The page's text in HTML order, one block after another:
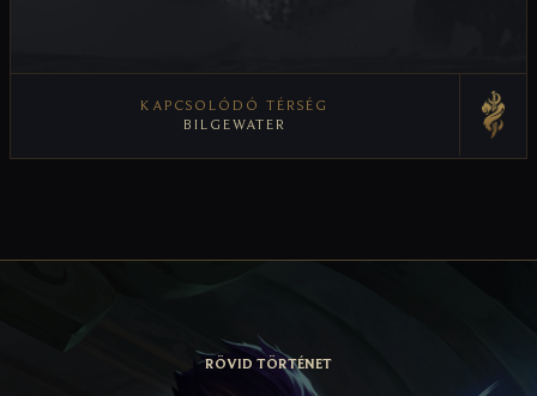
KAPCSOLÓDÓ TÉRSÉG
BILGEWATER
RÖVID TÖRTÉNET